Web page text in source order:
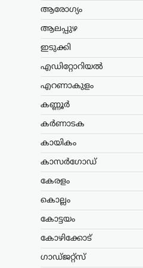
ആരോഗ്യം
ആലപ്പുഴ
ഇടുക്കി
എഡിറ്റോറിയൽ
എറണാകുളം
കണ്ണൂർ
കർണാടക
കായികം
കാസർഗോഡ്
കേരളം
കൊല്ലം
കോട്ടയം
കോഴിക്കോട്
ഗാഡ്ജറ്റ്സ്
പകർന്നു:
നരേന്ദ്ര മോദി.
ധൈര്യവും
ട്രെൻഡിംഗ്,
പ്രധാൻ